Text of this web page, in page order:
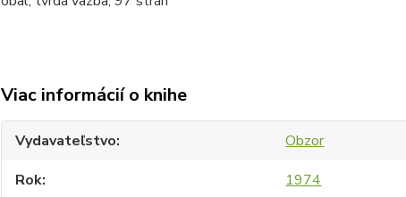
Viac informácií o knihe
Vydavateľstvo
Obzor
Rok
1974